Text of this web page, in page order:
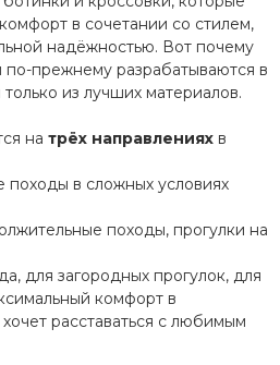
в сочетании со стилем,
надёжностью. Вот почему
прежнему разрабатываются в
из лучших материалов.
на трёх направлениях в
походы в сложных условиях
походы, прогулки на
для загородных прогулок, для
комфорт в
расставаться с любимым